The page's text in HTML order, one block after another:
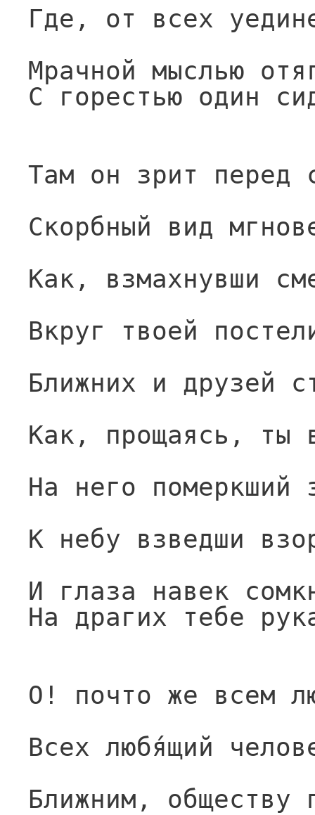
Где, от всех
Мрачной мыслью
С горестью один
Там он зрит перед
Скорбный вид
Как, взмахнувши
Вкруг твоей
Ближних и друзей
Как, прощаясь, ты
На него померкший
К небу взведши
И глаза навек
На драгих тебе
О! почто же всем
Всех любя́щий
Ближним, обществу